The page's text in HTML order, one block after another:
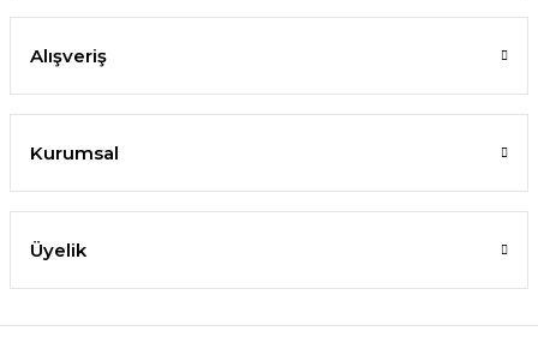
Alışveriş
Kurumsal
Üyelik